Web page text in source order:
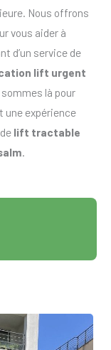
Nous offrons
vous aider à
d’un service de
lift urgent
là pour
une expérience
lift tractable
.